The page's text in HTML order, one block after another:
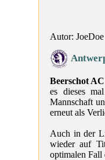
Autor:
Beerschot AC
es dieses
Mannschaft
erneut als
Auch in der
wieder auf
optimalen Fall